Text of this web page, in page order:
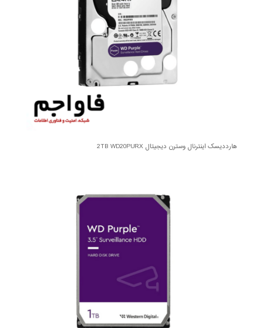
هارددیسک اینترنال وسترن دیجیتال 2TB WD20PURX